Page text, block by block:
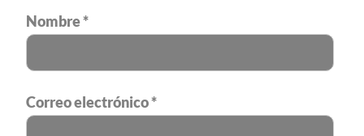
Nombre*
Correo electrónico*